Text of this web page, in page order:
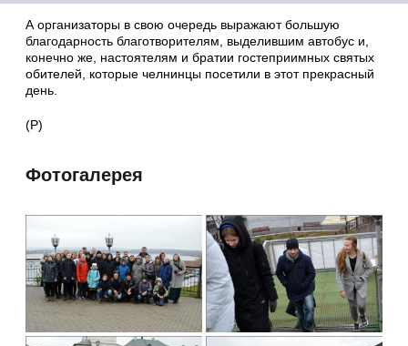
А организаторы в свою очередь выражают большую
благодарность благотворителям, выделившим автобус и,
конечно же, настоятелям и братии гостеприимных святых
обителей, которые челнинцы посетили в этот прекрасный
день.
(Р)
Фотогалерея